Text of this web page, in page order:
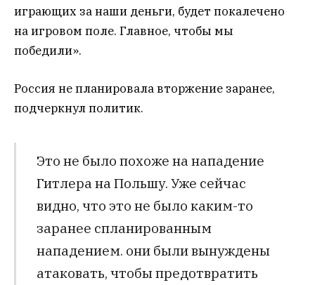
играющих за наши деньги, будет покалечено
на игровом поле. Главное, чтобы мы
победили».
Россия не планировала вторжение заранее,
подчеркнул политик.
Это не было похоже на нападение
Гитлера на Польшу. Уже сейчас
видно, что это не было каким-то
заранее спланированным
нападением. они были вынуждены
атаковать, чтобы предотвратить